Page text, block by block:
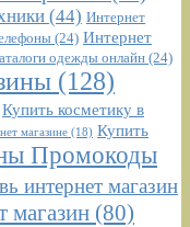
(44) Интернет
(24) Интернет
одежды онлайн(24)
(128)
Купить косметику в
магазине (18) Купить
Промокоды
интернет магазин
магазин (80)